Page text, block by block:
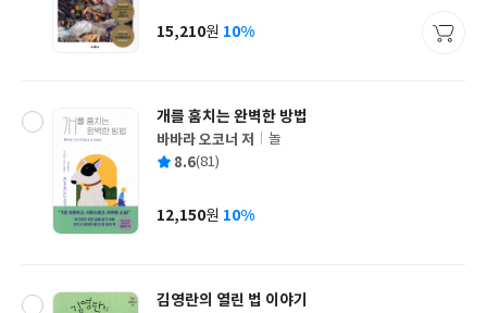
사
가
15,210원 10%
개를 훔치는 완벽한 방법
글
쓴
바바라 오코너 저
출
사
놀
평 8.6(81)
가
12,150원 10%
김영란의 열린 법 이야기